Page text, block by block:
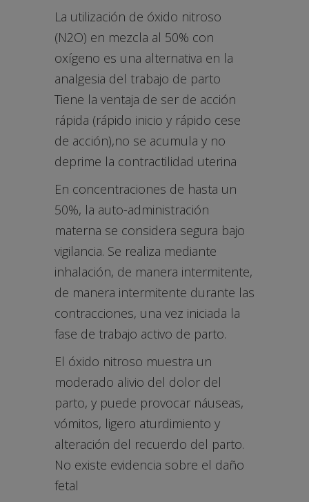
La utilización de óxido nitroso
(N2O) en mezcla al 50% con
oxígeno es una alternativa en la
analgesia del trabajo de parto
Tiene la ventaja de ser de acción
rápida (rápido inicio y rápido cese
de acción),no se acumula y no
deprime la contractilidad uterina
En concentraciones de hasta un
50%, la auto-administración
materna se considera segura bajo
vigilancia. Se realiza mediante
inhalación, de manera intermitente,
de manera intermitente durante las
contracciones, una vez iniciada la
fase de trabajo activo de parto.
El óxido nitroso muestra un
moderado alivio del dolor del
parto, y puede provocar náuseas,
vómitos, ligero aturdimiento y
alteración del recuerdo del parto.
No existe evidencia sobre el daño
fetal